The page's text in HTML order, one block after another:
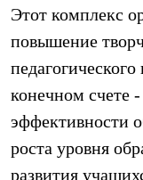
Этот комплекс
повышение
конечном счете
эффективности
роста уровня
развития